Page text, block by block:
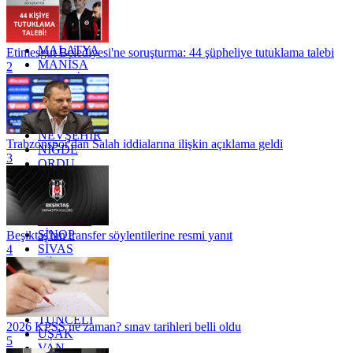
KONYA
KÜTAHYA
KİLİS
MALATYA
MANİSA
MARDİN
MERSİN
MUĞLA
MUŞ
NEVŞEHİR
NİĞDE
ORDU
OSMANİYE
RİZE
SAKARYA
SİNOP
SİVAS
SİİRT
TEKİRDAĞ
TOKAT
TRABZON
TUNCELİ
UŞAK
VAN
Etimesgut Belediyesi'ne soruşturma: 44 şüpheliye tutuklama talebi
2
Trabzonspor'dan Salah iddialarına ilişkin açıklama geldi
3
Beşiktaş'tan transfer söylentilerine resmi yanıt
4
2026 KPSS ne zaman? sınav tarihleri belli oldu
5